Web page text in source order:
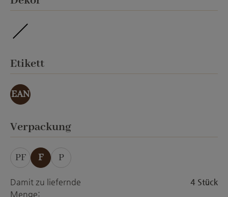
Etikettauswählen
EAN
Verpackungauswählen
PF F P
Damit zu liefernde
Menge:
4 Stück